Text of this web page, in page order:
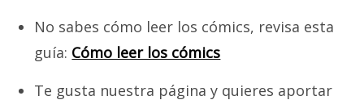
No sabes cómo leer los cómics, revisa esta
guía: Cómo leer los cómics
Te gusta nuestra página y quieres aportar